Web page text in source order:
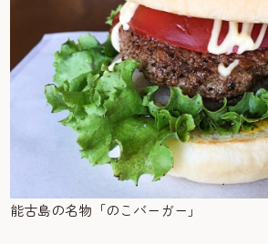
能古島の名物「のこバーガー」